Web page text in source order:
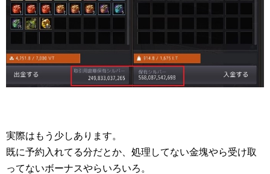
実際はもう少しあります。
既に予約入れてる分だとか、処理してない金塊やら受け取
ってないボーナスやらいろいろ。